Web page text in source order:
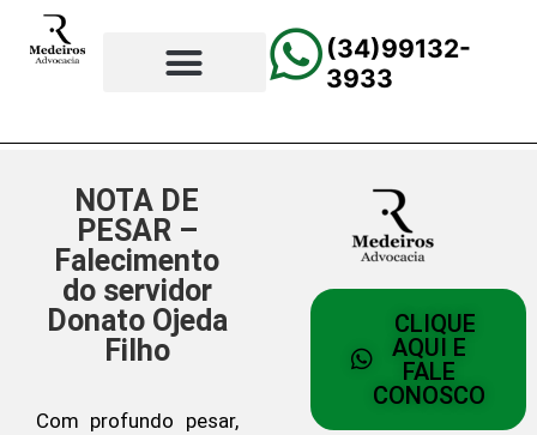
(34)99132-
3933
NOTA DE
PESAR –
Falecimento
do servidor
Donato Ojeda
Filho
Com profundo pesar,
CLIQUE
AQUI E
FALE
CONOSCO